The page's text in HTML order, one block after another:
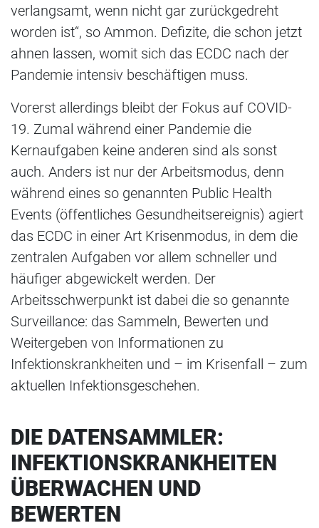
verlangsamt, wenn nicht gar zurückgedreht
worden ist“, so Ammon. Defizite, die schon jetzt
ahnen lassen, womit sich das ECDC nach der
Pandemie intensiv beschäftigen muss.
Vorerst allerdings bleibt der Fokus auf COVID-
19. Zumal während einer Pandemie die
Kernaufgaben keine anderen sind als sonst
auch. Anders ist nur der Arbeitsmodus, denn
während eines so genannten Public Health
Events (öffentliches Gesundheitsereignis) agiert
das ECDC in einer Art Krisenmodus, in dem die
zentralen Aufgaben vor allem schneller und
häufiger abgewickelt werden. Der
Arbeitsschwerpunkt ist dabei die so genannte
Surveillance: das Sammeln, Bewerten und
Weitergeben von Informationen zu
Infektionskrankheiten und – im Krisenfall – zum
aktuellen Infektionsgeschehen.
DIE DATENSAMMLER:
INFEKTIONSKRANKHEITEN
ÜBERWACHEN UND
BEWERTEN